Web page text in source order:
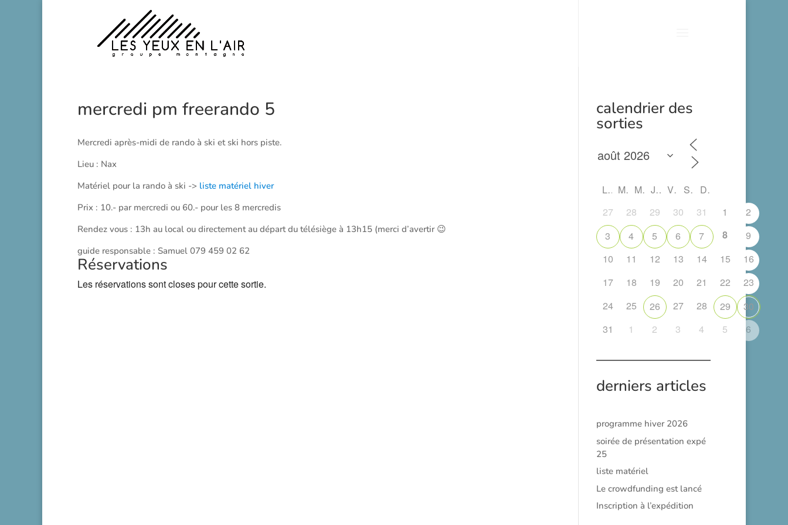
mercredi pm freerando 5
Mercredi après-midi de rando à ski et ski hors piste.
Lieu : Nax
Matériel pour la rando à ski -> liste matériel hiver
Prix : 10.- par mercredi ou 60.- pour les 8 mercredis
Rendez vous : 13h au local ou directement au départ du télésiège à 13h15 (merci d’avertir 😉
guide responsable : Samuel 079 459 02 62
Réservations
Les réservations sont closes pour cette sortie.
calendrier des
sorties
L M M J V S
D
27
28 29 30 31 1
2
3
4 5 6 7 8
9
10
11 12 13 14 15
16
17
18 19 20 21 22
23
24
25 26 27 28 29
30
31
1 2 3 4 5 6
derniers articles
programme hiver 2026
soirée de présentation expé
25
liste matériel
Le crowdfunding est lancé
Inscription à l’expédition